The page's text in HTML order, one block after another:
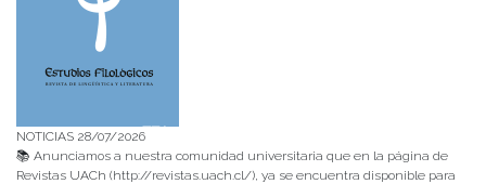
NOTICIAS 28/07/2026
📚 Anunciamos a nuestra comunidad universitaria que en la página de
Revistas UACh (http://revistas.uach.cl/), ya se encuentra disponible para